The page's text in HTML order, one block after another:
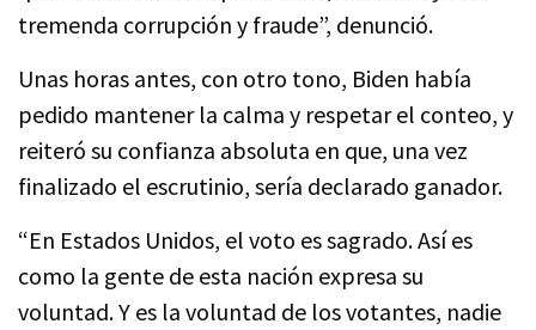
tremenda corrupción y fraude”, denunció.
Unas horas antes, con otro tono, Biden había
pedido mantener la calma y respetar el conteo, y
reiteró su confianza absoluta en que, una vez
finalizado el escrutinio, sería declarado ganador.
“En Estados Unidos, el voto es sagrado. Así es
como la gente de esta nación expresa su
voluntad. Y es la voluntad de los votantes, nadie